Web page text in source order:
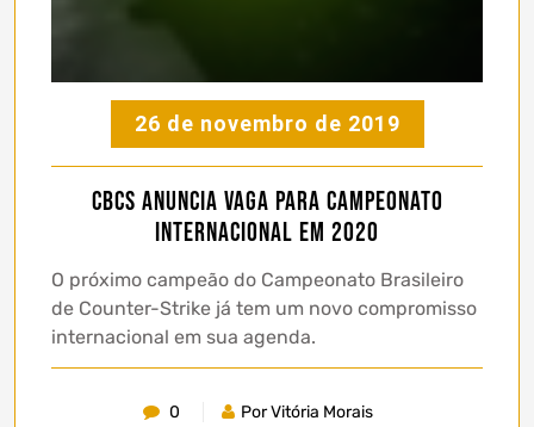
26 de novembro de 2019
CBCS anuncia vaga para campeonato
internacional em 2020
O próximo campeão do Campeonato Brasileiro
de Counter-Strike já tem um novo compromisso
internacional em sua agenda.
0
Por Vitória Morais